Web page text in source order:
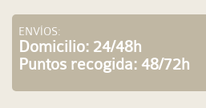
ENVÍOS:
Domicilio: 24/48h
Puntos recogida: 48/72h